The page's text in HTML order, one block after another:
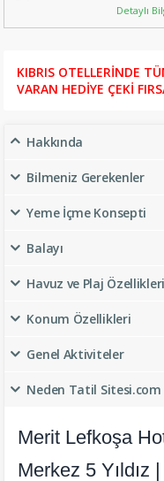
Detaylı
KIBRIS OTELLERİNDE
VARAN HEDİYE ÇEKİ
Hakkında
Bilmeniz Gerekenler
Yeme İçme Konsepti
Balayı
Havuz ve Plaj Özellikleri
Konum Özellikleri
Genel Aktiviteler
Neden Tatil Sitesi.com
Merit Lefkoşa
Merkez 5 Yıldız